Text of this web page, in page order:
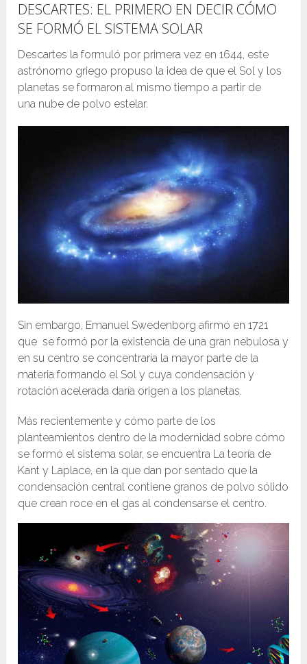
DESCARTES: EL PRIMERO EN DECIR CÓMO
SE FORMÓ EL SISTEMA SOLAR
Descartes la formuló por primera vez en 1644, este
astrónomo griego propuso la idea de que el Sol y los
planetas se formaron al mismo tiempo a partir de
una nube de polvo estelar.
Sin embargo, Emanuel Swedenborg afirmó en 1721
que se formó por la existencia de una gran nebulosa y
en su centro se concentraría la mayor parte de la
materia formando el Sol y cuya condensación y
rotación acelerada daría origen a los planetas.
Más recientemente y cómo parte de los
planteamientos dentro de la modernidad sobre cómo
se formó el sistema solar, se encuentra La teoría de
Kant y Laplace, en la que dan por sentado que la
condensación central contiene granos de polvo sólido
que crean roce en el gas al condensarse el centro.